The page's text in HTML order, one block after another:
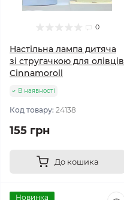
0
Настільна лампа дитяча
зі стругачкою для олівців
Cinnamoroll
В наявності
Код товару: 24138
155 грн
До кошика
Новинка